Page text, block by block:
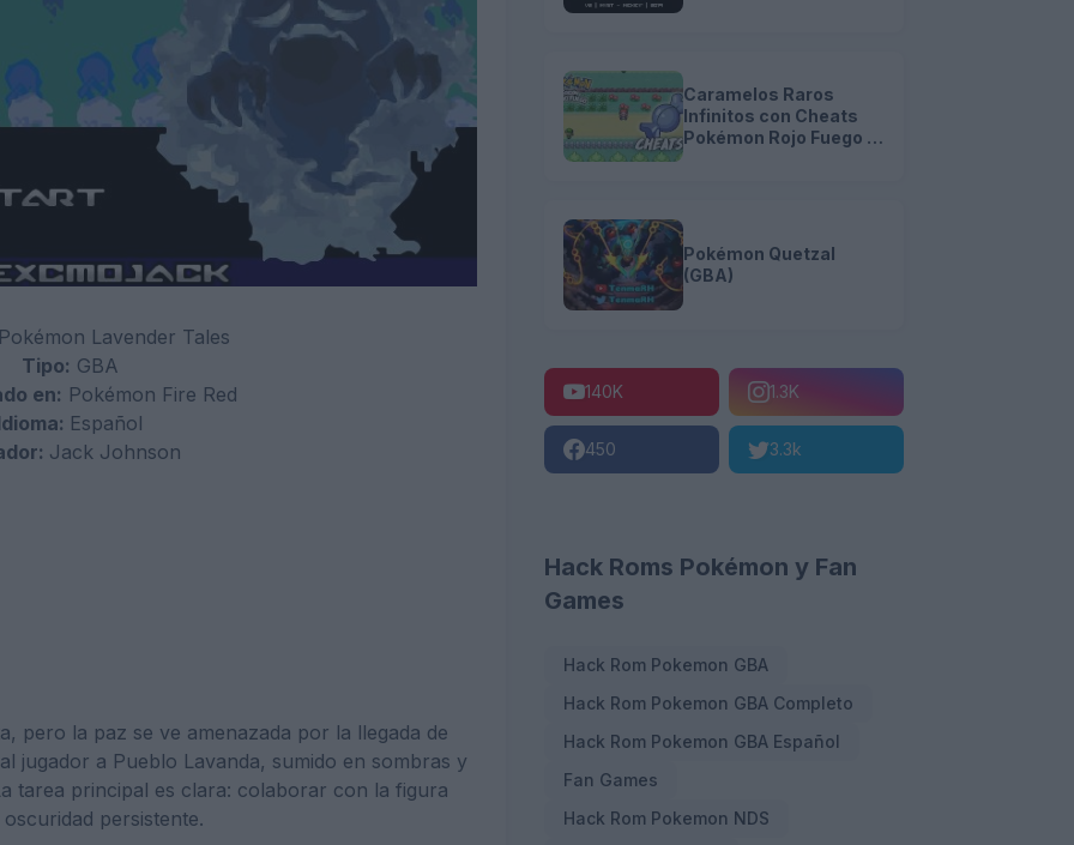
Pokémon Lavender Tales
Tipo: GBA
en: Pokémon Fire Red
Español
Jack Johnson
pero la paz se ve amenazada por la llegada de
jugador a Pueblo Lavanda, sumido en sombras y
tarea principal es clara: colaborar con la figura
persistente.
Caramelos Raros
Infinitos con Cheats
Pokémon Rojo Fuego y
Pokémon Quetzal
(GBA)
140K 1.3K
450 3.3k
Hack Roms Pokémon y Fan
Games
Hack Rom Pokemon GBA
Hack Rom Pokemon GBA Completo
Hack Rom Pokemon GBA Español
Fan Games
Hack Rom Pokemon NDS